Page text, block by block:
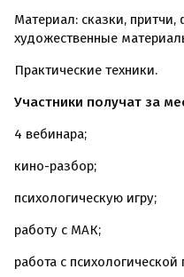
Материал: сказки,
художественные
Практические техники.
Участники получат за
4 вебинара;
кино-разбор;
психологическую игру;
работу с МАК;
работа с психологической